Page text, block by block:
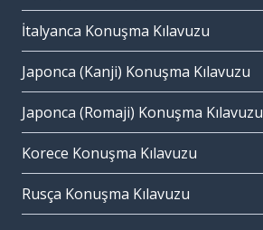
İtalyanca Konuşma Kılavuzu
Japonca (Kanji) Konuşma Kılavuzu
Japonca (Romaji) Konuşma Kılavuzu
Korece Konuşma Kılavuzu
Rusça Konuşma Kılavuzu